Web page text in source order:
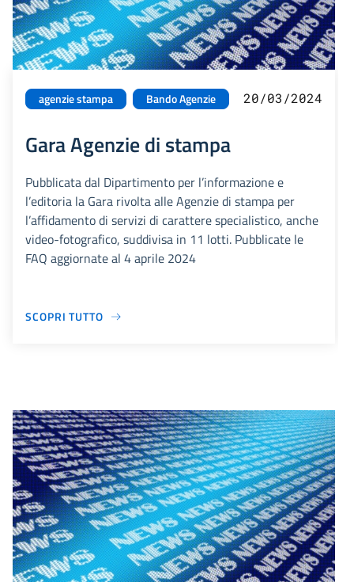
agenzie stampa Bando Agenzie 20/03/2024
Gara Agenzie di stampa
Pubblicata dal Dipartimento per l’informazione e
l’editoria la Gara rivolta alle Agenzie di stampa per
l’affidamento di servizi di carattere specialistico, anche
video-fotografico, suddivisa in 11 lotti. Pubblicate le
FAQ aggiornate al 4 aprile 2024
SCOPRI TUTTO